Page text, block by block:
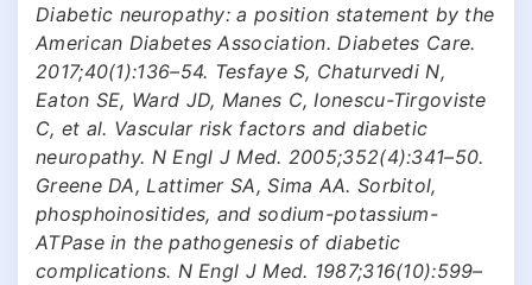
Diabetic neuropathy: a position statement by the
American Diabetes Association. Diabetes Care.
2017;40(1):136–54. Tesfaye S, Chaturvedi N,
Eaton SE, Ward JD, Manes C, Ionescu-Tirgoviste
C, et al. Vascular risk factors and diabetic
neuropathy. N Engl J Med. 2005;352(4):341–50.
Greene DA, Lattimer SA, Sima AA. Sorbitol,
phosphoinositides, and sodium-potassium-
ATPase in the pathogenesis of diabetic
complications. N Engl J Med. 1987;316(10):599–